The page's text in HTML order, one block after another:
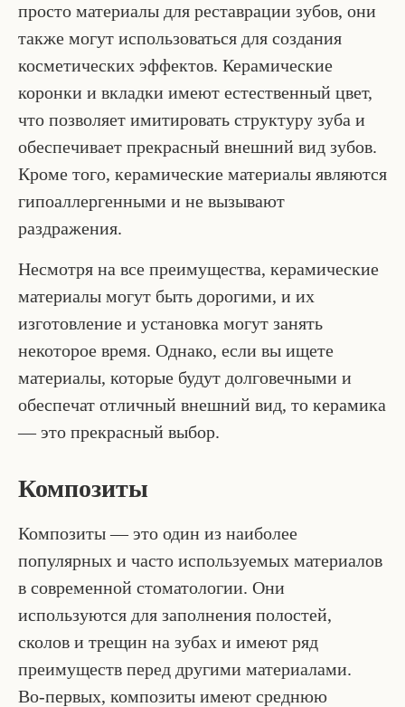
просто материалы для реставрации зубов, они
также могут использоваться для создания
косметических эффектов. Керамические
коронки и вкладки имеют естественный цвет,
что позволяет имитировать структуру зуба и
обеспечивает прекрасный внешний вид зубов.
Кроме того, керамические материалы являются
гипоаллергенными и не вызывают
раздражения.
Несмотря на все преимущества, керамические
материалы могут быть дорогими, и их
изготовление и установка могут занять
некоторое время. Однако, если вы ищете
материалы, которые будут долговечными и
обеспечат отличный внешний вид, то керамика
— это прекрасный выбор.
Композиты
Композиты — это один из наиболее
популярных и часто используемых материалов
в современной стоматологии. Они
используются для заполнения полостей,
сколов и трещин на зубах и имеют ряд
преимуществ перед другими материалами.
Во-первых, композиты имеют среднюю